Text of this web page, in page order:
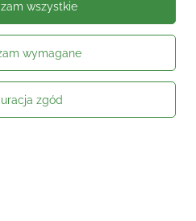
wymagane
zgód
wszystkie